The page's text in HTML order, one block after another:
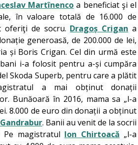
Martînenco a beneficiat şi el
în valoare totală de 16.000 de
oferiţi de socru. Dragoș Crigan a
generoasă, de 200.000 de lei,
și Boris Crigan. Cel din urmă este
i-a folosit pentru a-și cumpăra
Skoda Superb, pentru care a plătit
a mai obținut donații
Bunăoară în 2016, mama sa „l-a
8.000 de euro din donații a obținut
. Banii au venit de la socrii
Pe magistratul Ion Chirtoacă „l-a